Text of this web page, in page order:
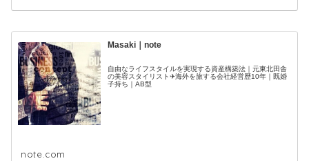
Masaki｜note
自由なライフスタイルを実現する資産構築法｜元東北田舎
の美容スタイリスト✈海外を旅する会社経営歴10年｜既婚
子持ち｜AB型
note.com